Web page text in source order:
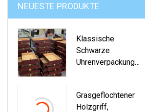
NEUESTE PRODUKTE
Klassische
Schwarze
Uhrenverpackung
Klavierlackierung
Grasgeflochtener
Holzgriff,